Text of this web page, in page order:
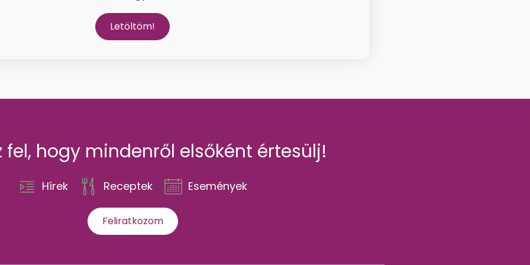
Letöltöm!
fel, hogy mindenről elsőként értesülj!
Hírek Receptek Események
Feliratkozom